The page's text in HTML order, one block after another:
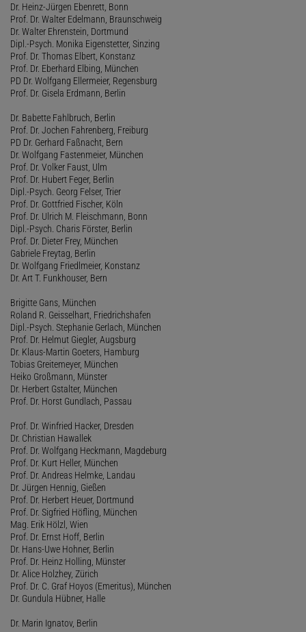
Dr. Heinz-Jürgen Ebenrett, Bonn
Prof. Dr. Walter Edelmann, Braunschweig
Dr. Walter Ehrenstein, Dortmund
Dipl.-Psych. Monika Eigenstetter, Sinzing
Prof. Dr. Thomas Elbert, Konstanz
Prof. Dr. Eberhard Elbing, München
PD Dr. Wolfgang Ellermeier, Regensburg
Prof. Dr. Gisela Erdmann, Berlin
Dr. Babette Fahlbruch, Berlin
Prof. Dr. Jochen Fahrenberg, Freiburg
PD Dr. Gerhard Faßnacht, Bern
Dr. Wolfgang Fastenmeier, München
Prof. Dr. Volker Faust, Ulm
Prof. Dr. Hubert Feger, Berlin
Dipl.-Psych. Georg Felser, Trier
Prof. Dr. Gottfried Fischer, Köln
Prof. Dr. Ulrich M. Fleischmann, Bonn
Dipl.-Psych. Charis Förster, Berlin
Prof. Dr. Dieter Frey, München
Gabriele Freytag, Berlin
Dr. Wolfgang Friedlmeier, Konstanz
Dr. Art T. Funkhouser, Bern
Brigitte Gans, München
Roland R. Geisselhart, Friedrichshafen
Dipl.-Psych. Stephanie Gerlach, München
Prof. Dr. Helmut Giegler, Augsburg
Dr. Klaus-Martin Goeters, Hamburg
Tobias Greitemeyer, München
Heiko Großmann, Münster
Dr. Herbert Gstalter, München
Prof. Dr. Horst Gundlach, Passau
Prof. Dr. Winfried Hacker, Dresden
Dr. Christian Hawallek
Prof. Dr. Wolfgang Heckmann, Magdeburg
Prof. Dr. Kurt Heller, München
Prof. Dr. Andreas Helmke, Landau
Dr. Jürgen Hennig, Gießen
Prof. Dr. Herbert Heuer, Dortmund
Prof. Dr. Sigfried Höfling, München
Mag. Erik Hölzl, Wien
Prof. Dr. Ernst Hoff, Berlin
Dr. Hans-Uwe Hohner, Berlin
Prof. Dr. Heinz Holling, Münster
Dr. Alice Holzhey, Zürich
Prof. Dr. C. Graf Hoyos (Emeritus), München
Dr. Gundula Hübner, Halle
Dr. Marin Ignatov, Berlin